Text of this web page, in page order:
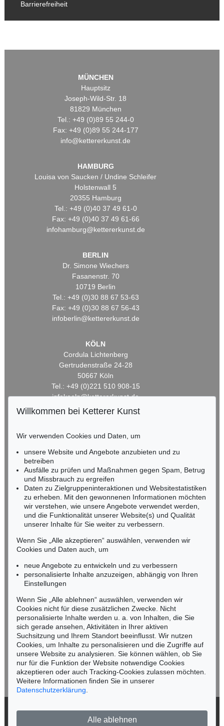
Barrierefreiheit
MÜNCHEN
Hauptsitz
Joseph-Wild-Str. 18
81829 München
Tel.: +49 (0)89 55 244-0
Fax: +49 (0)89 55 244-177
info@kettererkunst.de
HAMBURG
Louisa von Saucken / Undine Schleifer
Holstenwall 5
20355 Hamburg
Tel.: +49 (0)40 37 49 61-0
Fax: +49 (0)40 37 49 61-66
infohamburg@kettererkunst.de
BERLIN
Dr. Simone Wiechers
Fasanenstr. 70
10719 Berlin
Tel.: +49 (0)30 88 67 53-63
Fax: +49 (0)30 88 67 56-43
infoberlin@kettererkunst.de
KÖLN
Cordula Lichtenberg
Gertrudenstraße 24-28
50667 Köln
Tel.: +49 (0)221 510 908-15
infokoeln@kettererkunst.de
HESSEN
Miriam Heß
Tel.: +49 (0)62 21 58 80-038
Fax: +49 (0)62 21 58 80-595
infoheidelberg@kettererkunst.de
NORDDEUTSCHLAND
Nico Kassel, M.A.
Mobil: +49 (0)171 8618661
n.kassel@kettererkunst.de
Keine Auktion mehr verpassen!
Wir informieren Sie rechtzeitig.
Jetzt zum Newsletter anmelden >
Willkommen bei Ketterer Kunst
Wir verwenden Cookies und Daten, um
unsere Website und Angebote anzubieten und zu
betreiben
Ausfälle zu prüfen und Maßnahmen gegen Spam, Betrug
und Missbrauch zu ergreifen
Daten zu Zielgruppeninteraktionen und Websitestatistiken
zu erheben. Mit den gewonnenen Informationen möchten
wir verstehen, wie unsere Angebote verwendet werden,
und die Funktionalität unserer Website(s) und Qualität
unserer Inhalte für Sie weiter zu verbessern.
Wenn Sie „Alle akzeptieren“ auswählen, verwenden wir
Cookies und Daten auch, um
neue Angebote zu entwickeln und zu verbessern
personalisierte Inhalte anzuzeigen, abhängig von Ihren
Einstellungen
Wenn Sie „Alle ablehnen“ auswählen, verwenden wir
Cookies nicht für diese zusätzlichen Zwecke. Nicht
personalisierte Inhalte werden u. a. von Inhalten, die Sie
sich gerade ansehen, Aktivitäten in Ihrer aktiven
Suchsitzung und Ihrem Standort beeinflusst. Wir nutzen
Cookies, um Inhalte zu personalisieren und die Zugriffe auf
unsere Website zu analysieren. Sie können wählen, ob Sie
nur für die Funktion der Website notwendige Cookies
akzeptieren oder auch Tracking-Cookies zulassen möchten.
Weitere Informationen finden Sie in unserer
Datenschutzerklärung
Alle ablehnen